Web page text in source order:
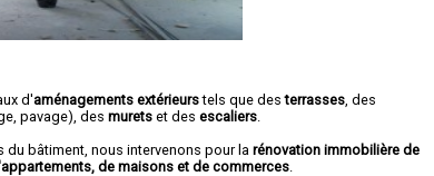
d'aménagements extérieurstels que desterrasses , des
pavage), des murets et des escaliers
du bâtiment, nous intervenons pour la rénovation immobilière de
de maisons et de commerces